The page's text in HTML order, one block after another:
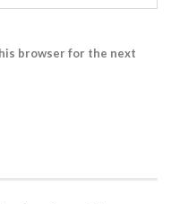
browser for the next